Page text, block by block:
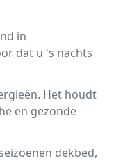
in
dat u 's nachts
Het houdt
en gezonde
dekbed,